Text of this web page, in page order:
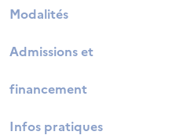
Modalités
Admissions et
financement
Infos pratiques